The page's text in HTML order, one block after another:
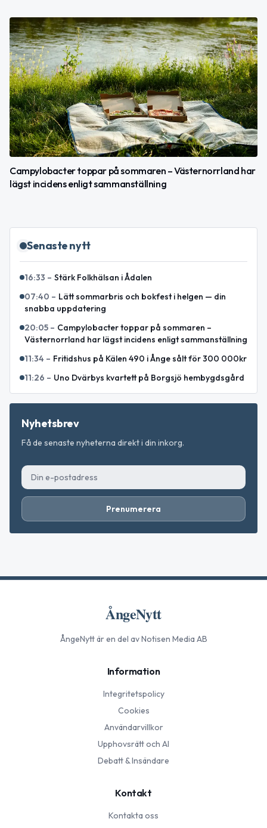
Campylobacter toppar på sommaren – Västernorrland har
lägst incidens enligt sammanställning
Senaste nytt
16:33 – Stärk Folkhälsan i Ådalen
07:40 – Lätt sommarbris och bokfest i helgen — din
snabba uppdatering
20:05 – Campylobacter toppar på sommaren –
Västernorrland har lägst incidens enligt sammanställning
11:34 – Fritidshus på Kälen 490 i Ånge sålt för 300 000kr
11:26 – Uno Dvärbys kvartett på Borgsjö hembygdsgård
Nyhetsbrev
Få de senaste nyheterna direkt i din inkorg.
Prenumerera
ÅngeNytt
ÅngeNyttär en del av Notisen Media AB
Information
Integritetspolicy
Cookies
Användarvillkor
Upphovsrätt och AI
Debatt & Insändare
Kontakt
Kontakta oss